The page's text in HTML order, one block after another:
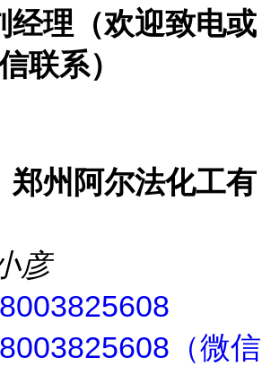
经理（欢迎致电或
联系）
郑州阿尔法化工有
彦
（微信